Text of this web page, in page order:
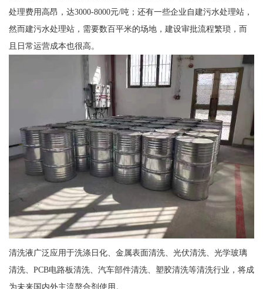
处理费用高昂，达3000-8000元/吨；还有一些企业自建污水处理站，
然而建污水处理站，需要数百平米的场地，建设审批流程繁琐，而
且日常运营成本也很高。
清洗液广泛应用于洗涤日化、金属表面清洗、光伏清洗、光学玻璃
清洗、PCB电路板清洗、汽车部件清洗、塑胶清洗等清洗行业，将成
为未来国内外主流螯合剂使用。